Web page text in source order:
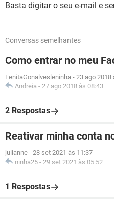
Basta digitar o seu e-mail e
Conversas semelhantes
Como entrar no meu
LenitaGonalvesleninha - 23 ago 2018
Andreia - 27 ago 2018 às 08:43
2 Respostas
Reativar minha conta
julianne - 28 set 2021 às 11:37
ninha25 - 29 set 2021 às 05:52
1 Respostas